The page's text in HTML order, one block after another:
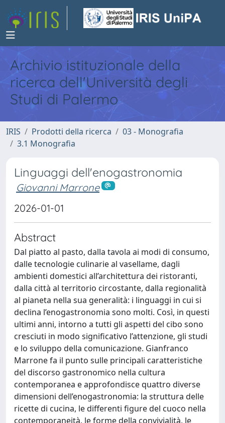
Archivio istituzionale della
ricerca dell'Università degli
Studi di Palermo
IRIS Prodotti della ricerca
03 - Monografia
3.1 Monografia
Linguaggi dell'enogastronomia
Giovanni Marrone
2026-01-01
Abstract
Dal piatto al pasto, dalla tavola ai modi di consumo,
dalle tecnologie culinarie al vasellame, dagli
ambienti domestici all’architettura dei ristoranti,
dalla città al territorio circostante, dalla regionalità
al pianeta nella sua generalità: i linguaggi in cui si
declina l’enogastronomia sono molti. Così, in questi
ultimi anni, intorno a tutti gli aspetti del cibo sono
cresciuti in modo significativo l’attenzione, gli studi
e lo sviluppo della comunicazione. Gianfranco
Marrone fa il punto sulle principali caratteristiche
del discorso gastronomico nella cultura
contemporanea e approfondisce quattro diverse
dimensioni dell’enogastronomia: la struttura delle
ricette di cucina, le differenti figure del cuoco nella
contemporaneità, le forme della convivialità, le